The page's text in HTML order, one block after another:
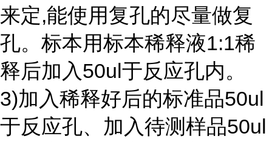
来定,能使用复孔的尽量做复
孔。标本用标本稀释液1:1稀
释后加入50ul于反应孔内。
3)加入稀释好后的标准品50ul
于反应孔、加入待测样品50ul